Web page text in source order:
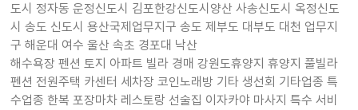
도시 정자동 운정신도시 김포한강신도시양산 사송신도시 옥정신도
시 송도 신도시 용산국제업무지구 송도 제부도 대부도 대천 업무지
구 해운대 여수 울산 속초 경포대 낙산
해수욕장 펜션 토지 아파트 빌라 경매 강원도휴양지 휴양지 풀빌라
펜션 전원주택 카센터 세차장 코인노래방 기타 생선회 기타업종 특
수업종 한복 포장마차 레스토랑 선술집 이자카야 마사지 특수 서비